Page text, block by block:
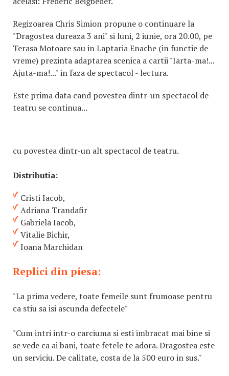
Regizoarea Chris Simion propune o continuare la
"Dragostea dureaza 3 ani" si luni, 2 iunie, ora 20.00, pe
Terasa Motoare sau in Laptaria Enache (in functie de
vreme) prezinta adaptarea scenica a cartii "Iarta-ma!...
Ajuta-ma!..." in faza de spectacol - lectura.
Este prima data cand povestea dintr-un spectacol de
teatru se continua...
cu povestea dintr-un alt spectacol de teatru.
Distributia:
Cristi Iacob,
Adriana Trandafir
Gabriela Iacob,
Vitalie Bichir,
Ioana Marchidan
Replici din piesa:
"La prima vedere, toate femeile sunt frumoase pentru
ca stiu sa isi ascunda defectele"
"Cum intri intr-o carciuma si esti imbracat mai bine si
se vede ca ai bani, toate fetele te adora. Dragostea este
un serviciu. De calitate, costa de la 500 euro in sus."